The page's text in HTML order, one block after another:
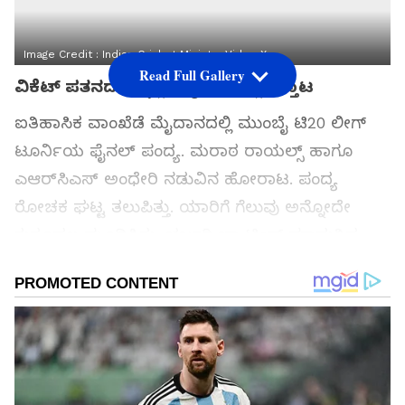
Image Credit : Indian Cricket Ministry Video X
ವಿಕೆಟ್ ಪತನದ ಬೆನ್ನಲ್ಲೇ ಮೈದಾನದಲ್ಲಿ ಕಿತ್ತಾಟ
ಐತಿಹಾಸಿಕ ವಾಂಖೆಡೆ ಮೈದಾನದಲ್ಲಿ ಮುಂಬೈ ಟಿ20 ಲೀಗ್
ಟೂರ್ನಿಯ ಫೈನಲ್ ಪಂದ್ಯ. ಮರಾಠ ರಾಯಲ್ಸ್ ಹಾಗೂ
ಎಆರ್‌ಸಿಎಸ್ ಅಂಧೇರಿ ನಡುವಿನ ಹೋರಾಟ. ಪಂದ್ಯ
ರೋಚಕ ಘಟ್ಟ ತಲುಪಿತ್ತು. ಯಾರಿಗೆ ಗೆಲುವು ಅನ್ನೋದೇ
ಪಂದ್ಯದ ಗತಿ ಬದಲಿಸಿದ್ದು ಮಾತ್ರವಲ್ಲ, ಕಿತ್ತಾಟಕ್ಕೂ
ಕಾರಣವಾಗಿದೆ.
ಸಮಗ್ರ ಸುದ್ದಿ ಮೂಲವನ್ನಾಗಿ asianet suvarna news ಅನ್ನು
ಆಯ್ಕೆ ಮಾಡಿಕೊಳ್ಳಿ
Read Full Gallery